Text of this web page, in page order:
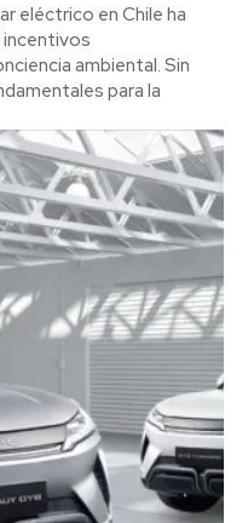
eléctrico en Chile ha
ambiental. Sin
para la